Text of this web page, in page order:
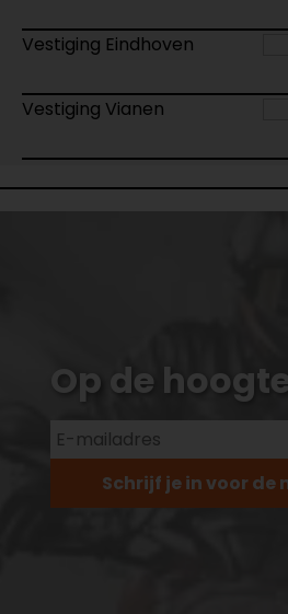
Vestiging Eindhoven
Vestiging Vianen
Op de
Schrijf je in voor de